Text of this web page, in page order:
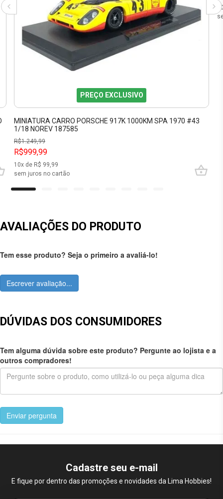
PREÇO EXCLUSIVO
MINIATURA CARRO PORSCHE 917K 1000KM SPA 1970 #43
1/18 NOREV 187585
R$1.249,99
R$999,99
10x de R$ 99,99
sem juros no cartão
AVALIAÇÕES DO PRODUTO
Tem esse produto? Seja o primeiro a avaliá-lo!
Escrever avaliação...
DÚVIDAS DOS CONSUMIDORES
Tem alguma dúvida sobre este produto? Pergunte ao lojista e a
outros compradores!
Enviar pergunta
Cadastre seu e-mail
E fique por dentro das promoções e novidades da Lima Hobbies!